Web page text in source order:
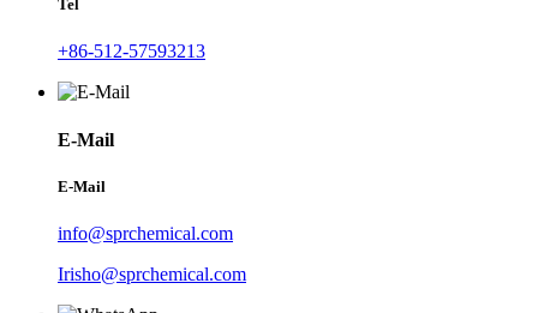
Tel
+86-512-57593213
E-Mail
E-Mail
info@sprchemical.com
Irisho@sprchemical.com